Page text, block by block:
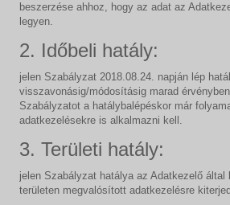
beszerzése ahhoz, hogy az adat az
legyen.
2. Időbeli hatály:
jelen Szabályzat 2018.08.24. napján lép
visszavonásig/módosításig marad
Szabályzatot a hatálybalépéskor már
adatkezelésekre is alkalmazni kell.
3. Területi hatály:
jelen Szabályzat hatálya az Adatkezelő által
területen megvalósított adatkezelésre